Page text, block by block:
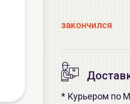
закончился
* Курьером по